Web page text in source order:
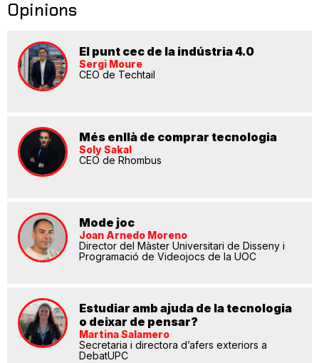
Opinions
El punt cec de la indústria 4.0
Sergi Moure
CEO de Techtail
Més enllà de comprar tecnologia
Soly Sakal
CEO de Rhombus
Mode joc
Joan Arnedo Moreno
Director del Màster Universitari de Disseny i
Programació de Videojocs de la UOC
Estudiar amb ajuda de la tecnologia
o deixar de pensar?
Martina Salamero
Secretaria i directora d’afers exteriors a
DebatUPC